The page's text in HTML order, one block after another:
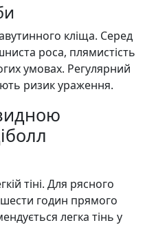
кліща. Серед
роса, плямистість
умовах. Регулярний
ризик ураження.
тіні. Для рясного
годин прямого
легка тінь у